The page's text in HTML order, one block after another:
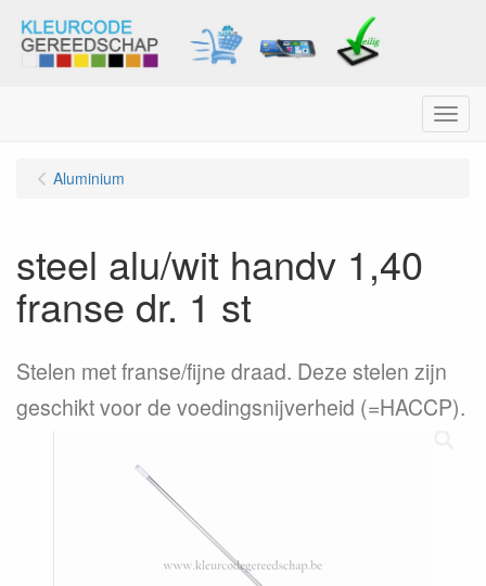
Menu
Aluminium
steel alu/wit handv 1,40
franse dr. 1 st
Stelen met franse/fijne draad. Deze stelen zijn
geschikt voor de voedingsnijverheid (=HACCP).